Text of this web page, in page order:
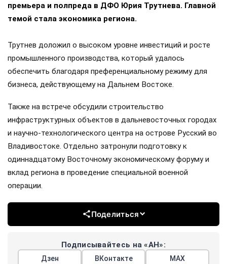
премьера и полпреда в ДФО Юрия Трутнева. Главной
темой стала экономика региона.
Трутнев доложил о высоком уровне инвестиций и росте
промышленного производства, который удалось
обеспечить благодаря преференциальному режиму для
бизнеса, действующему на Дальнем Востоке.
Также на встрече обсудили строительство
инфраструктурных объектов в дальневосточных городах
и научно-технологического центра на острове Русский во
Владивостоке. Отдельно затронули подготовку к
одиннадцатому Восточному экономическому форуму и
вклад региона в проведение специальной военной
операции.
Поделиться
Подписывайтесь на «АН»:
Дзен ВКонтакте МАХ